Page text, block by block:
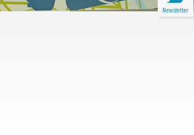
Newsletter